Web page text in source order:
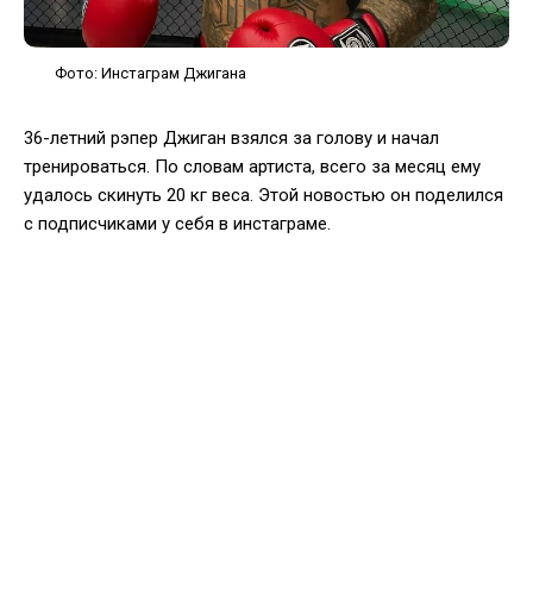
Фото: Инстаграм Джигана
36-летний рэпер Джиган взялся за голову и начал
тренироваться. По словам артиста, всего за месяц ему
удалось скинуть 20 кг веса. Этой новостью он поделился
с подписчиками у себя в инстаграме.